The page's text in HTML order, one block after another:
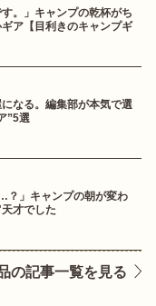
す。」キャンプの乾杯がち
ア【目利きのキャンプギ
なる。編集部が本気で選
”5選
？」キャンプの朝が変わ
才でした
の記事一覧を見る